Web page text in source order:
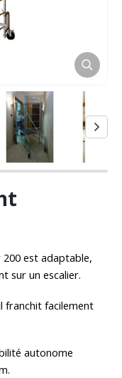
200 est adaptable,
sur un escalier.
franchit facilement
autonome